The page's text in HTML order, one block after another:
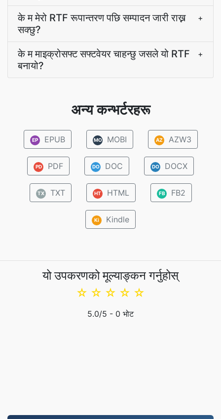
के म मेरो RTF रूपान्तरण पछि सम्पादन जारी राख्न
सक्छु?
+
के म माइक्रोसफ्ट सफ्टवेयर चाहन्छु जसले यो RTF
बनायो?
+
अन्य कन्भर्टरहरू
EP EPUB MO MOBI AZ AZW3
PD PDF DO DOC DO DOCX
TX TXT HT HTML FB FB2
Ki Kindle
यो उपकरणको मूल्याङ्कन गर्नुहोस्
☆
☆
☆
☆
☆
5.0/5 - 0 भोट